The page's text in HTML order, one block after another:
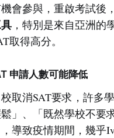
會參與，重啟考試後，
，特別是來自亞洲的
取得高分。
申請人數可能降低
取消SAT要求，許多
」、「既然學校不要
導致疫情期間，幾乎